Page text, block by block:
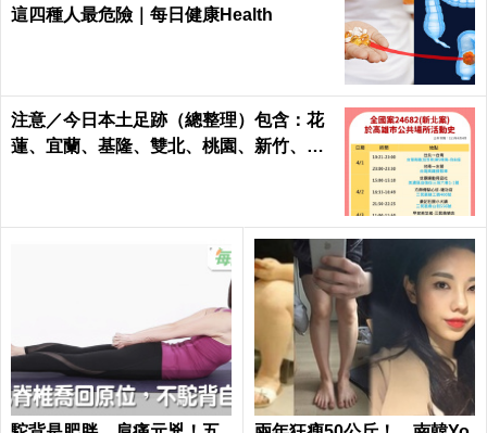
這四種人最危險｜每日健康Health
注意／今日本土足跡（總整理）包含：花
蓮、宜蘭、基隆、雙北、桃園、新竹、台